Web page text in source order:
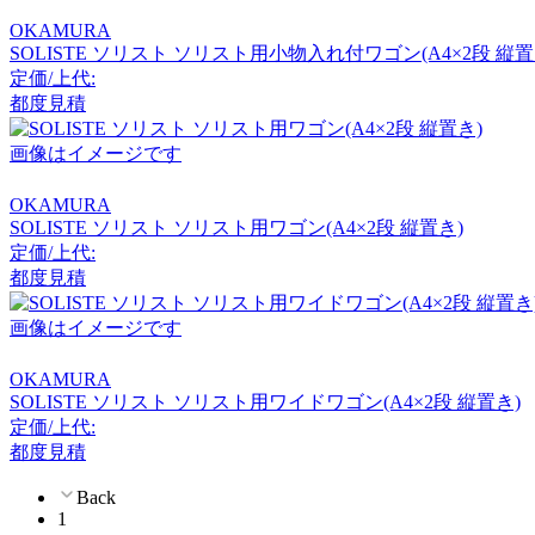
カリモクケース
KIT
キット
KOKUYO
コクヨ
LION
OKAMURA
SOLISTE ソリスト ソリスト用小物入れ付ワゴン(A4×2段 縦
定価/上代:
都度見積
画像はイメージです
OKAMURA
SOLISTE ソリスト ソリスト用ワゴン(A4×2段 縦置き)
定価/上代:
都度見積
画像はイメージです
OKAMURA
SOLISTE ソリスト ソリスト用ワイドワゴン(A4×2段 縦置き)
定価/上代:
都度見積
Back
1